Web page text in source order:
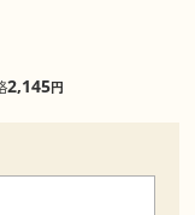
2,145円